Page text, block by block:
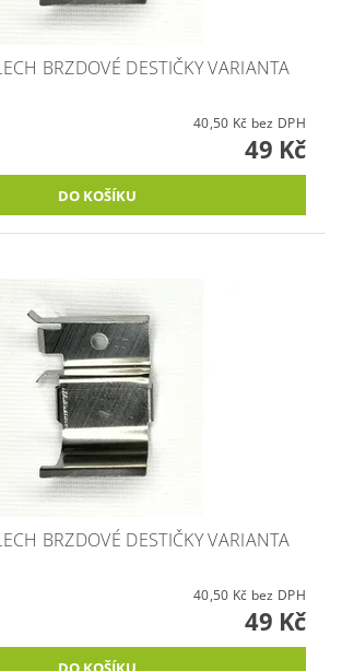
BRZDOVÉ DESTIČKY VARIANTA
40,50 Kč bez DPH
49 Kč
BRZDOVÉ DESTIČKY VARIANTA
40,50 Kč bez DPH
49 Kč